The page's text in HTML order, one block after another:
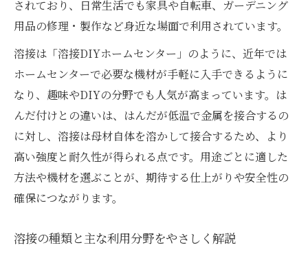
仕事で必要な溶接の基礎知識と活用ポイン
建築や自動車など溶接が重要な職種を解説
現場ごとに異なる溶接方法の選び方のコツ
溶接現場で重視される強度と安全性の秘訣
半自動・アーク溶接の違いを現場で活かす
には
アークや半自動など溶接方法の違い解説
アーク溶接の特徴と初心者が知るべき注意
半自動溶接の仕組みと現場での活用例を紹
されており、日常生活でも家具や自転車、ガーデニング
用品の修理・製作など身近な場面で利用されています。
溶接は「溶接DIYホームセンター」のように、近年では
ホームセンターで必要な機材が手軽に入手できるように
なり、趣味やDIYの分野でも人気が高まっています。は
んだ付けとの違いは、はんだが低温で金属を接合するの
に対し、溶接は母材自体を溶かして接合するため、より
高い強度と耐久性が得られる点です。用途ごとに適した
方法や機材を選ぶことが、期待する仕上がりや安全性の
確保につながります。
溶接の種類と主な利用分野をやさしく解説